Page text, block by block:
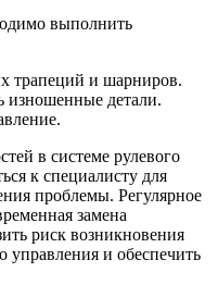
выполнить
трапеций и шарниров.
изношенные детали.
в системе рулевого
к специалисту для
проблемы. Регулярное
замена
риск возникновения
управления и обеспечить